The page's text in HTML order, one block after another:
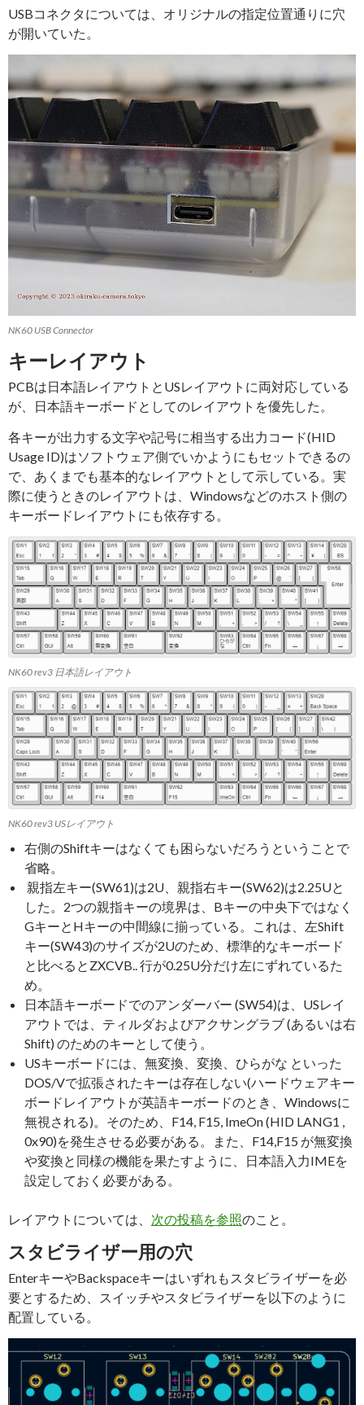
USBコネクタについては、オリジナルの指定位置通りに穴
が開いていた。
NK60 USB Connector
キーレイアウト
PCBは日本語レイアウトとUSレイアウトに両対応している
が、日本語キーボードとしてのレイアウトを優先した。
各キーが出力する文字や記号に相当する出力コード(HID
Usage ID)はソフトウェア側でいかようにもセットできるの
で、あくまでも基本的なレイアウトとして示している。実
際に使うときのレイアウトは、Windowsなどのホスト側の
キーボードレイアウトにも依存する。
NK60 rev3 日本語レイアウト
NK60 rev3 USレイアウト
右側のShiftキーはなくても困らないだろうということで
省略。
親指左キー(SW61)は2U、親指右キー(SW62)は2.25Uと
した。2つの親指キーの境界は、Bキーの中央下ではなく
GキーとHキーの中間線に揃っている。これは、左Shift
キー(SW43)のサイズが2Uのため、標準的なキーボード
と比べるとZXCVB.. 行が0.25U分だけ左にずれているた
め。
日本語キーボードでのアンダーバー (SW54)は、USレイ
アウトでは、ティルダおよびアクサングラブ (あるいは右
Shift) のためのキーとして使う。
USキーボードには、無変換、変換、ひらがな といった
DOS/Vで拡張されたキーは存在しない(ハードウェアキー
ボードレイアウトが英語キーボードのとき、Windowsに
無視される)。そのため、F14, F15, ImeOn (HID LANG1 ,
0x90)を発生させる必要がある。また、F14,F15 が無変換
や変換と同様の機能を果たすように、日本語入力IMEを
設定しておく必要がある。
レイアウトについては、 次の投稿を参照のこと。
スタビライザー用の穴
EnterキーやBackspaceキーはいずれもスタビライザーを必
要とするため、スイッチやスタビライザーを以下のように
配置している。